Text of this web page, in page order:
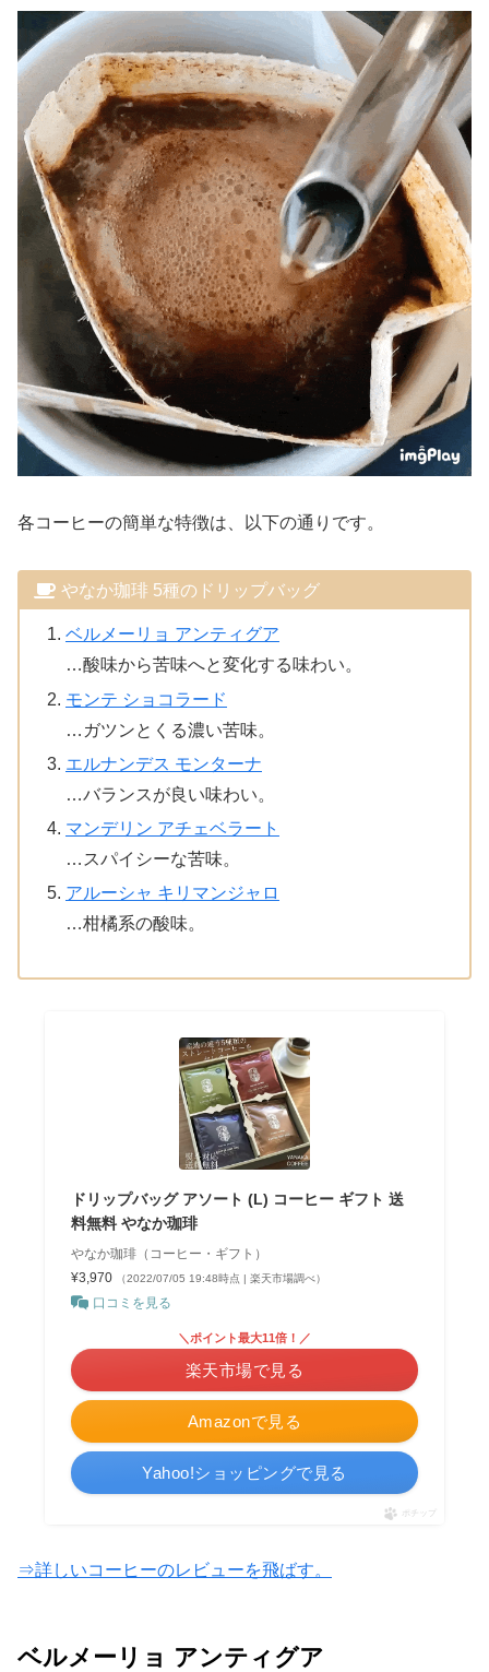
各コーヒーの簡単な特徴は、以下の通りです。
やなか珈琲 5種のドリップバッグ
ベルメーリョ アンティグア
…酸味から苦味へと変化する味わい。
モンテ ショコラード
…ガツンとくる濃い苦味。
エルナンデス モンターナ
…バランスが良い味わい。
マンデリン アチェベラート
…スパイシーな苦味。
アルーシャ キリマンジャロ
…柑橘系の酸味。
ドリップバッグ アソート (L) コーヒー ギフト 送
料無料 やなか珈琲
やなか珈琲（コーヒー・ギフト）
¥3,970
（2022/07/05 19:48時点 | 楽天市場調べ）
口コミを見る
Amazonで見る
＼ポイント最大11倍！／
楽天市場で見る
Yahoo!ショッピングで見る
ポチップ
⇒詳しいコーヒーのレビューを飛ばす。
ベルメーリョ アンティグア